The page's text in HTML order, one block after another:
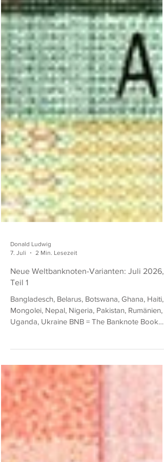
7. Juli
2 Min. Lesezeit
Teil 1
Bangladesch, Belarus, Botswana, Ghana, Haiti,
Mongolei, Nepal, Nigeria, Pakistan, Rumänien,
(von Owen W. Linzmayer) SCWPM = Standard
Bangladesch 10 Taka, neue Auflage BNB
B366b: wie BNB B366a (SCWPM nicht gelistet),
aber mit neuer Unterschrift (Rahman). Belarus
200 Rubles von 2026 BNB B149a: wie BNB
B142 (SCWPM 42), aber mit neuer Unterschrift
(Golowtschenko), taktilen Linien am rechten
lin